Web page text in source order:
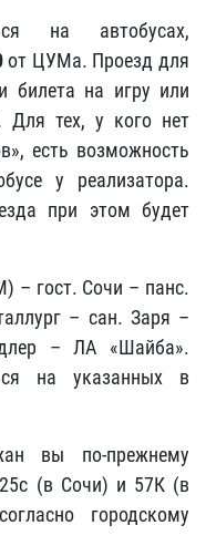
на автобусах,
от ЦУМа. Проезд для
билета на игру или
Для тех, у кого нет
есть возможность
у реализатора.
при этом будет
– гост. Сочи – панс.
– сан. Заря –
– ЛА «Шайба».
на указанных в
вы по-прежнему
(в Сочи) и 57К (в
городскому